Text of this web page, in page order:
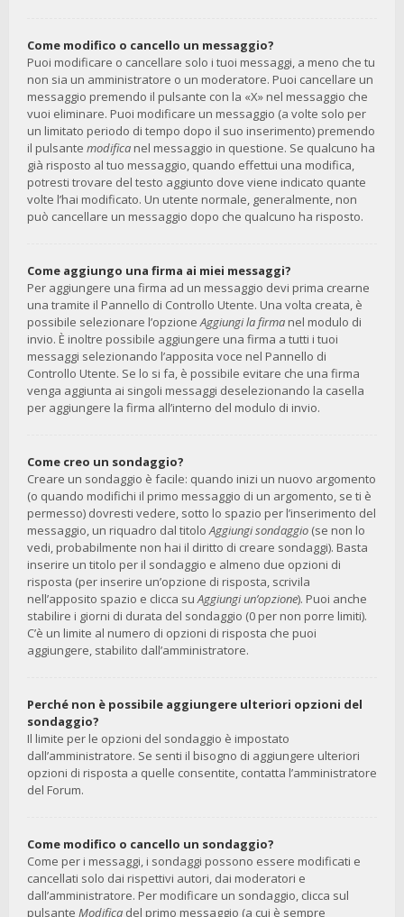
Come modifico o cancello un messaggio?
Puoi modificare o cancellare solo i tuoi messaggi, a meno che tu
non sia un amministratore o un moderatore. Puoi cancellare un
messaggio premendo il pulsante con la «X» nel messaggio che
vuoi eliminare. Puoi modificare un messaggio (a volte solo per
un limitato periodo di tempo dopo il suo inserimento) premendo
il pulsante modifica nel messaggio in questione. Se qualcuno ha
già risposto al tuo messaggio, quando effettui una modifica,
potresti trovare del testo aggiunto dove viene indicato quante
volte l’hai modificato. Un utente normale, generalmente, non
può cancellare un messaggio dopo che qualcuno ha risposto.
Come aggiungo una firma ai miei messaggi?
Per aggiungere una firma ad un messaggio devi prima crearne
una tramite il Pannello di Controllo Utente. Una volta creata, è
possibile selezionare l’opzioneAggiungi la firma nel modulo di
invio. È inoltre possibile aggiungere una firma a tutti i tuoi
messaggi selezionando l’apposita voce nel Pannello di
Controllo Utente. Se lo si fa, è possibile evitare che una firma
venga aggiunta ai singoli messaggi deselezionando la casella
per aggiungere la firma all’interno del modulo di invio.
Come creo un sondaggio?
Creare un sondaggio è facile: quando inizi un nuovo argomento
(o quando modifichi il primo messaggio di un argomento, se ti è
permesso) dovresti vedere, sotto lo spazio per l’inserimento del
messaggio, un riquadro dal titoloAggiungi sondaggio (se non lo
vedi, probabilmente non hai il diritto di creare sondaggi). Basta
inserire un titolo per il sondaggio e almeno due opzioni di
risposta (per inserire un’opzione di risposta, scrivila
nell’apposito spazio e clicca suAggiungi un’opzione). Puoi anche
stabilire i giorni di durata del sondaggio (0 per non porre limiti).
C’è un limite al numero di opzioni di risposta che puoi
aggiungere, stabilito dall’amministratore.
Perché non è possibile aggiungere ulteriori opzioni del
sondaggio?
Il limite per le opzioni del sondaggio è impostato
dall’amministratore. Se senti il bisogno di aggiungere ulteriori
opzioni di risposta a quelle consentite, contatta l’amministratore
del Forum.
Come modifico o cancello un sondaggio?
Come per i messaggi, i sondaggi possono essere modificati e
cancellati solo dai rispettivi autori, dai moderatori e
dall’amministratore. Per modificare un sondaggio, clicca sul
pulsante Modifica del primo messaggio (a cui è sempre